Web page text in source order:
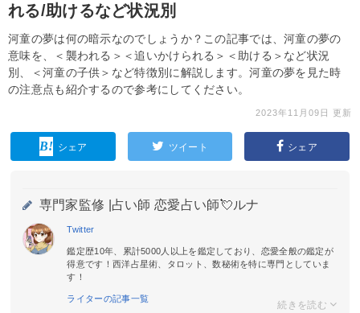
れる/助けるなど状況別
河童の夢は何の暗示なのでしょうか？この記事では、河童の夢の
意味を、＜襲われる＞＜追いかけられる＞＜助ける＞など状況
別、＜河童の子供＞など特徴別に解説します。河童の夢を見た時
の注意点も紹介するので参考にしてください。
2023年11月09日 更新
シェア ツイート シェア
専門家監修 | 占い師 恋愛占い師💘ルナ
Twitter
鑑定歴10年、累計5000人以上を鑑定しており、恋愛全般の鑑定が
得意です！西洋占星術、タロット、数秘術を特に専門としていま
す！
ライターの記事一覧